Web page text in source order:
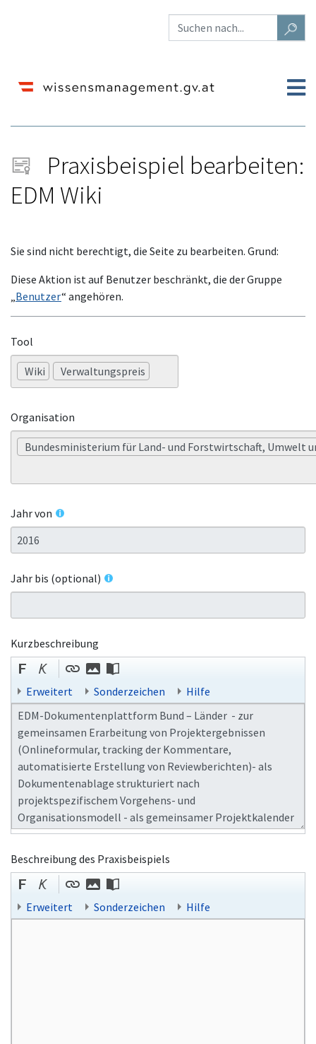
Praxisbeispiel bearbeiten:
EDM Wiki
Wechseln zu:Navigation, Suche
Sie sind nicht berechtigt, die Seite zu bearbeiten. Grund:
Diese Aktion ist auf Benutzer beschränkt, die der Gruppe
Benutzer“ angehören.
Tool
Wiki Verwaltungspreis
Organisation
Bundesministerium für Land- und Forstwirtschaft, Umwelt
Jahr von
Jahr bis (optional)
Kurzbeschreibung
Erweitert Sonderzeichen Hilfe
Beschreibung des Praxisbeispiels
Erweitert Sonderzeichen Hilfe